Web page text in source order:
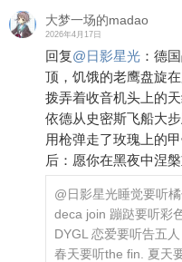
大梦一场的madao
2026年4月17日
回复@日影星光 ： 德
顶，饥饿的老鹰盘旋
拨弄着收音机头上的
依德从史密斯飞船大
用枪弹走了玫瑰上的
后：愿你在黑夜中涅
@日影星光睡觉要听
deca join 蹦跶要听彩
DYGL 恋爱要听告五
春天要听the fin. 夏天